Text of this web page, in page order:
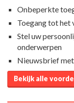
Onbeperkte
Toegang tot het
Stel uw
onderwerpen
Nieuwsbrief
Bekijk alle